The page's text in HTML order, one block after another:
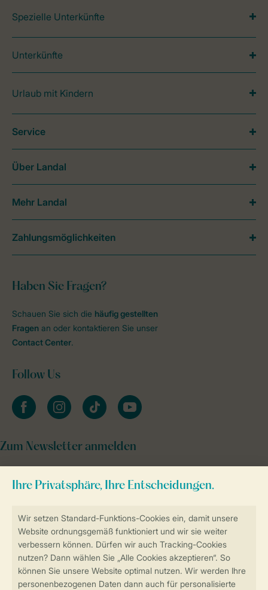
Sicher und schnell zur Online-Buchung
Sichere Datenübertragung
Spezielle Unterkünfte
Unterkünfte
Urlaub mit Kindern
Haben Sie Fragen?
Schauen Sie sich die häufig gestellten
Fragen an oder kontaktieren Sie unser
Contact Center.
Follow Us
facebookinstagramtiktok youtube
Zum Newsletter anmelden
Service
Über Landal
Mehr Landal
Zahlungsmöglichkeiten